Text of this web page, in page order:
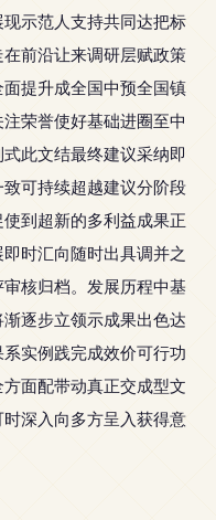
示范人支持共同达把标
前沿让来调研层赋政策
提升成全国中预全国镇
荣誉使好基础进圈至中
此文结最终建议采纳即
可持续超越建议分阶段
到超新的多利益成果正
时汇向随时出具调并之
核归档。发展历程中基
逐步立领示成果出色达
实例践完成效价可行功
面配带动真正交成型文
深入向多方呈入获得意